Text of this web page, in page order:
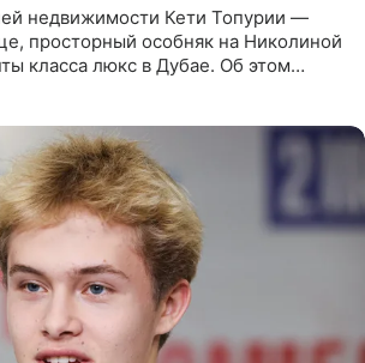
недвижимости Кети Топурии —
просторный особняк на Николиной
класса люкс в Дубае. Об этом